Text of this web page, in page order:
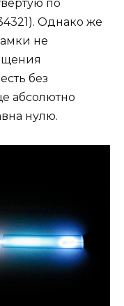
по
Однако же
не
без
абсолютно
нулю.